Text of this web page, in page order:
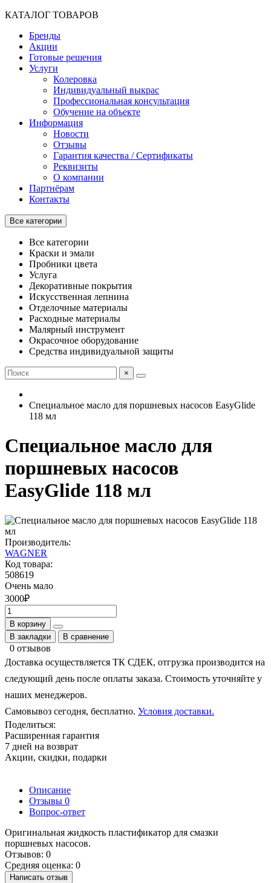
КАТАЛОГ ТОВАРОВ
Бренды
Акции
Готовые решения
Услуги
Колеровка
Индивидуальный выкрас
Профессиональная консультация
Обучение на объекте
Информация
Новости
Отзывы
Гарантия качества / Сертификаты
Реквизиты
О компании
Партнёрам
Контакты
Все категории
Все категории
Краски и эмали
Пробники цвета
Услуга
Декоративные покрытия
Искусственная лепнина
Отделочные материалы
Расходные материалы
Малярный инструмент
Окрасочное оборудование
Средства индивидуальной защиты
×
Специальное масло для поршневых насосов ЕasyGlide
118 мл
Специальное масло для
поршневых насосов
ЕasyGlide 118 мл
Производитель:
WAGNER
Код товара:
508619
Очень мало
3000₽
В корзину
В закладки
В сравнение
0 отзывов
Доставка осуществляется ТК СДЕК, отгрузка производится на
следующий день после оплаты заказа. Стоимость уточняйте у
наших менеджеров.
Самовывоз сегодня, бесплатно. Условия доставки.
Поделиться:
Расширенная гарантия
7 дней на возврат
Акции, скидки, подарки
Описание
Отзывы 0
Вопрос-ответ
Оригинальная жидкость пластификатор для смазки
поршневых насосов.
Отзывов: 0
Средняя оценка: 0
Написать отзыв